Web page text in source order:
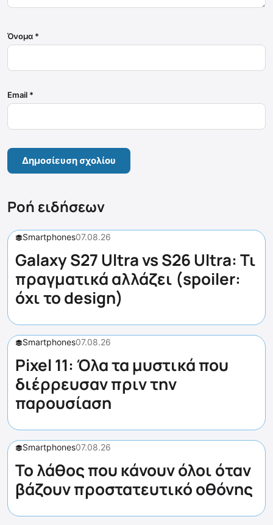
Όνομα *
Email *
Ροή ειδήσεων
Smartphones07.08.26
Galaxy S27 Ultra vs S26 Ultra: Τι
πραγματικά αλλάζει (spoiler:
όχι το design)
Smartphones07.08.26
Pixel 11: Όλα τα μυστικά που
διέρρευσαν πριν την
παρουσίαση
Smartphones07.08.26
Το λάθος που κάνουν όλοι όταν
βάζουν προστατευτικό οθόνης